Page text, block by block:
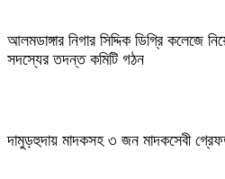
আলমডাঙ্গার নিগার সিদ্দিক ডিগ্রি কলেজে
সদস্যের তদন্ত কমিটি গঠন
দামুড়হুদায় মাদকসহ ৩ জন মাদকসেবী